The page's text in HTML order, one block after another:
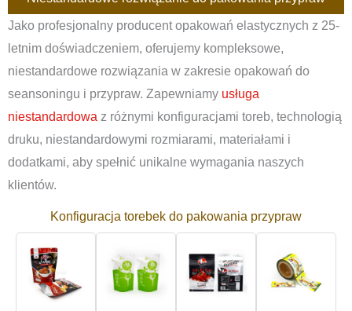
Jako profesjonalny producent opakowań elastycznych z 25-
letnim doświadczeniem, oferujemy kompleksowe,
niestandardowe rozwiązania w zakresie opakowań do
seansoningu i przypraw. Zapewniamy usługa
niestandardowa z różnymi konfiguracjami toreb, technologią
druku, niestandardowymi rozmiarami, materiałami i
dodatkami, aby spełnić unikalne wymagania naszych
klientów.
Konfiguracja torebek do pakowania przypraw